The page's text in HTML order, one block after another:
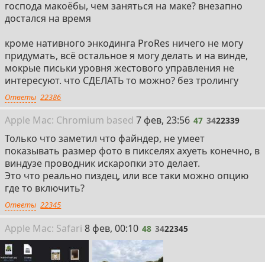
господа макоёбы, чем заняться на маке? внезапно
достался на время
кроме нативного энкодинга ProRes ничего не могу
придумать, всё остальное я могу делать и на винде,
мокрые письки уровня жестового управления не
интересуют. что СДЕЛАТЬ то можно? без тролингу
Ответы 22386
Apple Mac: Chromium based 47
7 фев, 23:56 47 3422339
Только что заметил что файндер, не умеет
показывать размер фото в пикселях ахуеть конечно, в
виндузе проводник искаропки это делает.
Это что реально пиздец, или все таки можно опцию
где то включить?
Ответы 22345
Apple Mac: Safari 48
8 фев, 00:10 48 3422345